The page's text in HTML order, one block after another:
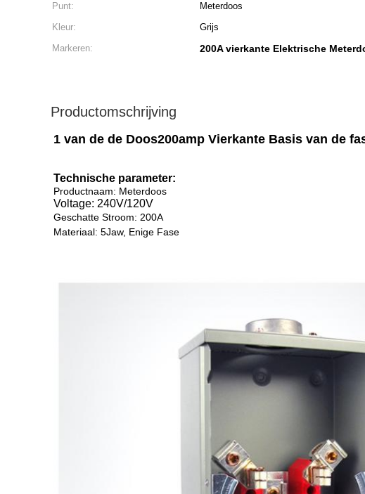
Punt:
Meterdoos
Kleur:
Grijs
Markeren:
200A vierkante Elektrische
Productomschrijving
1 van de de Doos200amp Vierkante Basis van de
Technische parameter:
Productnaam: Meterdoos
Voltage: 240V/120V
Geschatte Stroom: 200A
Materiaal: 5Jaw, Enige Fase